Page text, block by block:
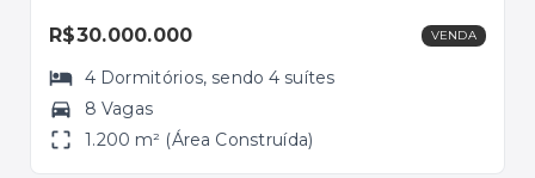
R$30.000.000 VENDA
4 Dormitórios, sendo4 suítes
8 Vagas
1.200 m² (Área Construída)